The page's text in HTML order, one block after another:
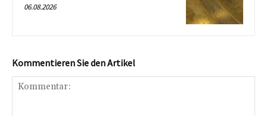
06.08.2026
Kommentieren Sie den Artikel